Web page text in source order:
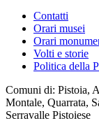
Contatti
Orari musei
Orari
Volti e storie
Politica della
Comuni di: Pistoia,
Montale, Quarrata,
Serravalle Pistoiese